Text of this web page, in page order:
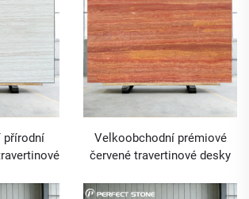
přírodní
Velkoobchodní prémiové
červené travertinové desky
exteriérové projekty